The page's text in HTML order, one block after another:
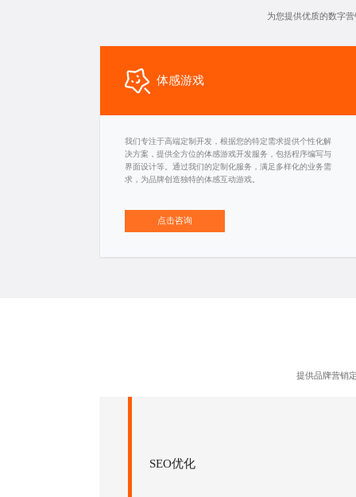
为您提供优质的数字
体感游戏
我们专注于高端定制开发，根据您的特定需求提供个性化解
决方案，提供全方位的体感游戏开发服务，包括程序编写与
界面设计等。通过我们的定制化服务，满足多样化的业务需
求，为品牌创造独特的体感互动游戏。
点击咨询
提供品牌营销
SEO优化